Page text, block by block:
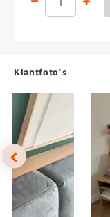
Klantfoto's